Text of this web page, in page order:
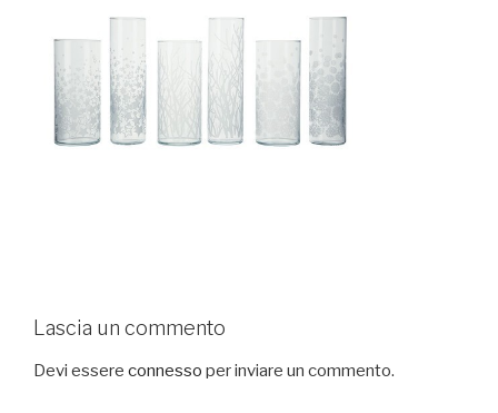
Lascia un commento
Devi essere connesso per inviare un commento.